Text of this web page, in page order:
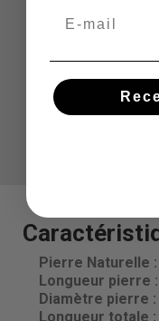
respect
Rythme
brûlures,
Pierre Naturelle :
Longueur pierre :
Diamètre pierre :
Longueur totale :